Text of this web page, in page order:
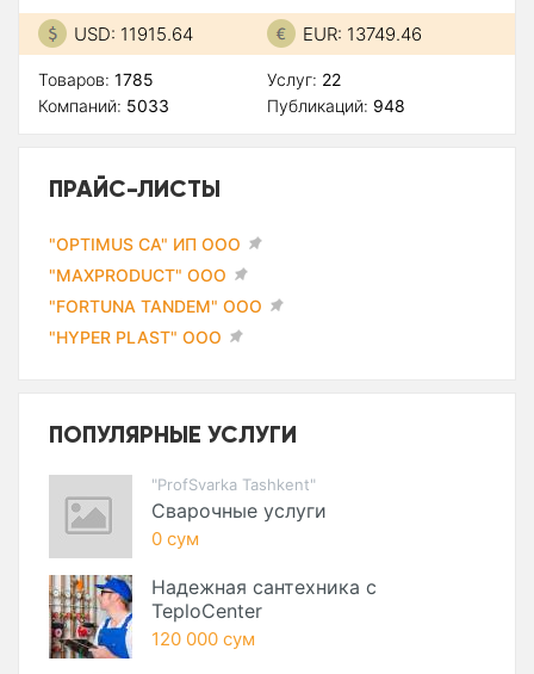
USD: 11915.64 EUR: 13749.46
Товаров: 1785
Компаний: 5033
Услуг: 22
Публикаций: 948
ПРАЙС-ЛИСТЫ
"OPTIMUS CA" ИП ООО
"MAXPRODUCT" ООО
"FORTUNA TANDEM" ООО
"HYPER PLAST" ООО
ПОПУЛЯРНЫЕ УСЛУГИ
"ProfSvarka Tashkent"
Сварочные услуги
0 сум
Надежная сантехника с
TeploCenter
120 000 сум